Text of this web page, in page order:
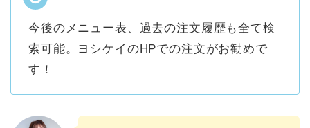
今後のメニュー表、過去の注文履歴も全て検
索可能。ヨシケイのHPでの注文がお勧めで
す！